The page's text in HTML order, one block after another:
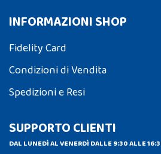
INFORMAZIONI SHOP
Fidelity Card
Condizioni di Vendita
Spedizioni e Resi
SUPPORTO CLIENTI
DAL LUNEDÌ AL VENERDÌ DALLE 9:30 ALLE